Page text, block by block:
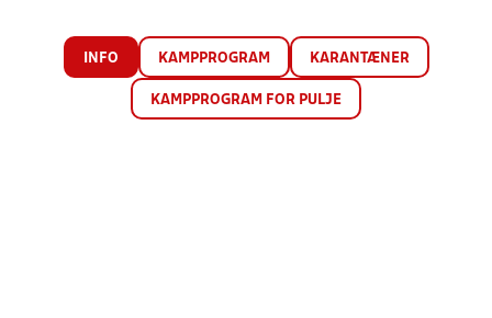
INFO KAMPPROGRAM KARANTÆNER
KAMPPROGRAM FOR PULJE